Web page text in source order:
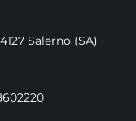
Salerno (SA)